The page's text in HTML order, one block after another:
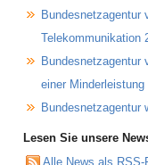
Bundesnetzagentur
Telekommunikation
Bundesnetzagentur
einer
Bundesnetzagentur
Lesen Sie unsere
Alle News als RSS-